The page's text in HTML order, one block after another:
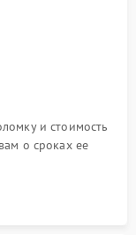
и стоимость
о сроках ее